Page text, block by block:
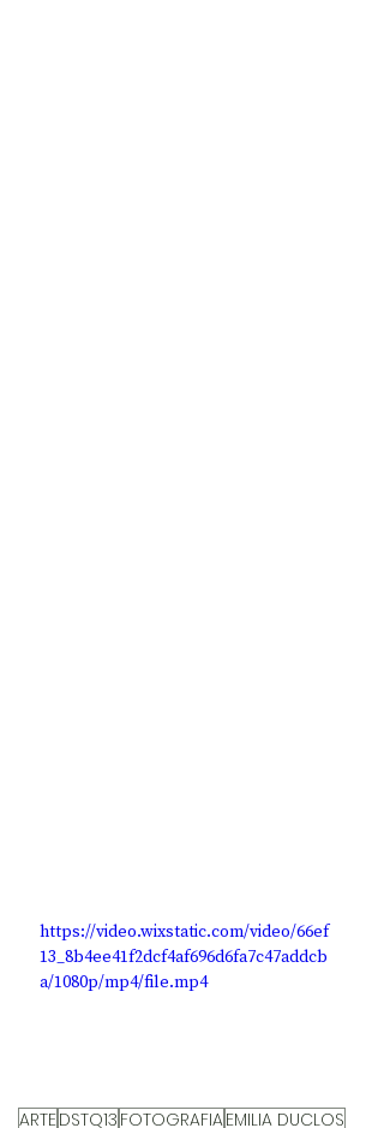
https://video.wixstatic.com/video/66ef
13_8b4ee41f2dcf4af696d6fa7c47addcb
a/1080p/mp4/file.mp4
ARTEDSTQ13 FOTOGRAFIAEMILIA DUCLOS